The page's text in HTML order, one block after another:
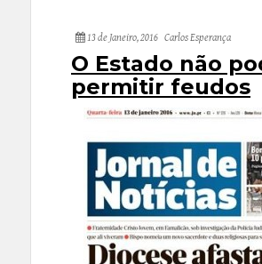
13 de Janeiro, 2016 Carlos Esperança
O Estado não
permitir feudos